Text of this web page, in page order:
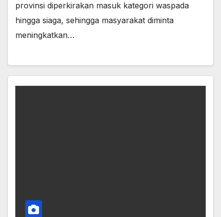
provinsi diperkirakan masuk kategori waspada
hingga siaga, sehingga masyarakat diminta
meningkatkan…